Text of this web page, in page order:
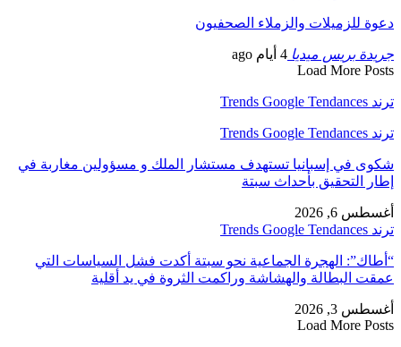
للزميلات والزملاء الصحفيون
بريس ميديا4 أيام ago
Load More
في إسبانيا تستهدف مستشار الملك و مسؤولين مغاربة في
التحقيق بأحداث سبتة
6, 2026
الهجرة الجماعية نحو سبتة أكدت فشل السياسات التي
البطالة والهشاشة وراكمت الثروة في يد أقلية
3, 2026
Load More